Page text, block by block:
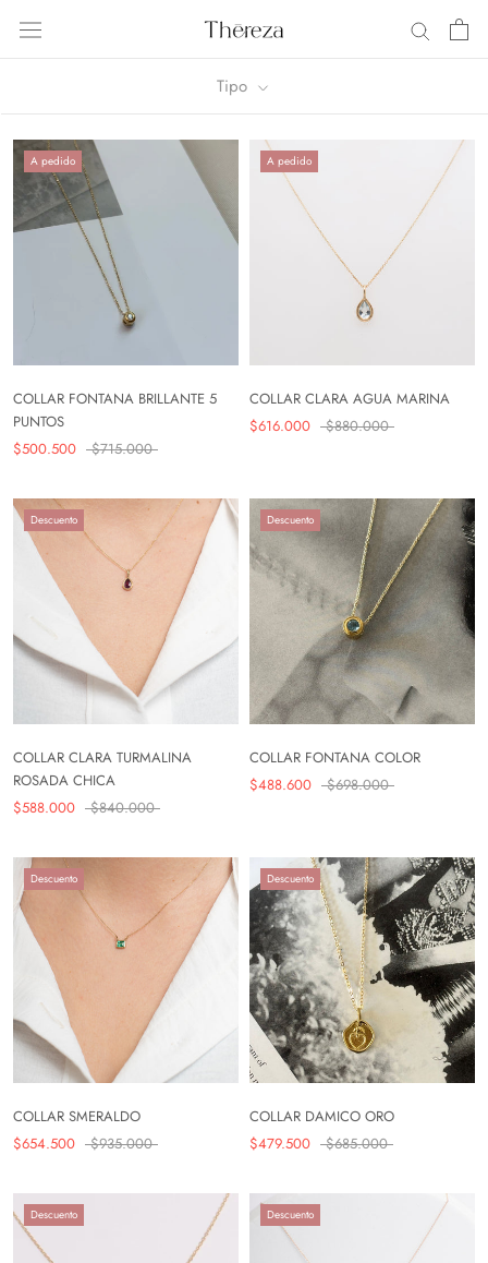
contenido
Tipo
A pedido
COLLAR FONTANA BRILLANTE 5
PUNTOS
$500.500
$715.000
A pedido
COLLAR CLARA AGUA MARINA
$616.000
$880.000
Descuento
COLLAR CLARA TURMALINA
ROSADA CHICA
$588.000
$840.000
Descuento
COLLAR FONTANA COLOR
$488.600
$698.000
Descuento
COLLAR SMERALDO
$654.500
$935.000
Descuento
COLLAR DAMICO ORO
$479.500
$685.000
Descuento Descuento